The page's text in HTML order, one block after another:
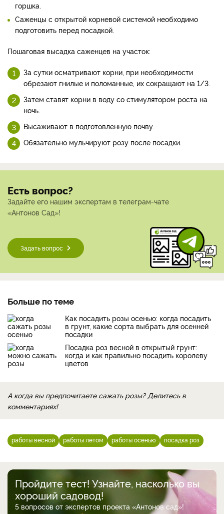
горшка.
Саженцы с открытой корневой системой необходимо
подготовить перед посадкой.
Пошаговая высадка саженцев на участок:
За сутки осматривают корни, при необходимости
обрезают гнилые и поломанные, их сокращают на 1/3.
Затем ставят корни в воду со стимулятором роста на
ночь.
Высаживают в подготовленную почву.
Обязательно мульчируют розу после посадки.
Есть вопрос?
Задайте его нашим экспертам в телеграм-чате
«Антонов Сад»!
Задать вопрос
Больше по теме
Как посадить розы осенью: когда посадить
в грунт, какие сорта выбрать для осенней
посадки
Посадка роз весной в открытый грунт:
когда и как правильно посадить королеву
цветов
А когда вы предпочитаете сажать розы? Делитесь в
комментариях!
работы весной работы летом работы осенью посадка роз
Пройдите тест! Узнайте, насколько вы
хороший садовод!
5 вопросов от экспертов проекта «Антонов сад»!